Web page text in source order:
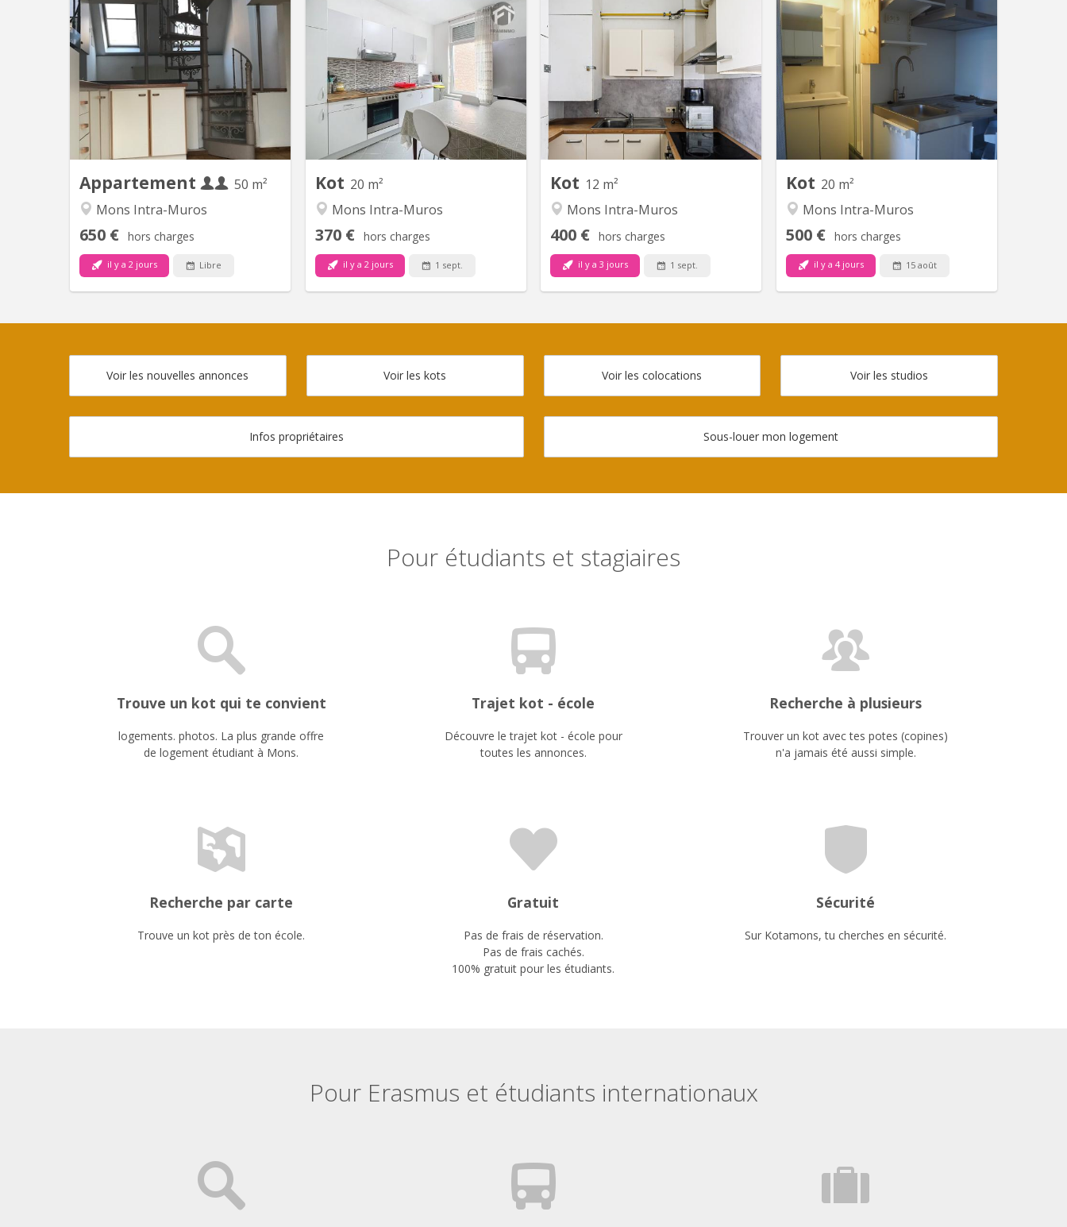
Appartement
50 m²
Mons Intra-Muros
650 € hors charges
il y a 2 jours Libre
KM 1101
petit appartement 1 chambre
comprenant: 1 hall privé, un salon, une
salle à manger - cuisine, un bureau en
mezzanine, un wc séparé, une
chambre, une salle de bain (bain,
lavabo, emplacement lave-linge).
Chaudière gaz individuelle pour
l'appartement, entretien à charge du
Kot 20 m²
Mons Intra-Muros
370 € hors charges
il y a 2 jours 1 sept.
KM 847
3 kots à louer a la rue de la halle, 26
7000 Mons, pour étudiant dans une
maison entièrement rénovée
comprenant 3 chambres individuelles
avec lit, garde-robe et bureau. Cuisine
équipée (taque, four, hotte, évier et
frigo) avec coin repas + salle de bain à
partager en commun... Très proche de
Kot 12 m²
Mons Intra-Muros
400 € hors charges
il y a 3 jours 1 sept.
KM 2229
A proximité de la gare
Kot 20 m²
Mons Intra-Muros
500 € hors charges
il y a 4 jours 15 août
KM 1588
Studios meublés à louer pour
étudiant(e)s comprenant une
kitchenette (avec frigo et freezer, 2
plaques chauffantes électriques, évier
inox et hotte), , un coin d'eau, (avec
douche et lavabo)un meuble
lingerie/penderie/vestiaire, un beau
coin bureau avec étagères murales et
Voir les nouvelles annonces Voir les kots Voir les colocations Voir les studios
Infos propriétaires Sous-louer mon logement
Pour étudiants et stagiaires
Trouve un kot qui te convient
logements. photos. La plus grande offre
de logement étudiant à Mons.
Trajet kot - école
Découvre le trajet kot - école pour
toutes les annonces.
Recherche à plusieurs
Trouver un kot avec tes potes (copines)
n'a jamais été aussi simple.
Recherche par carte
Trouve un kot près de ton école.
Gratuit
Pas de frais de réservation.
Pas de frais cachés.
100% gratuit pour les étudiants.
Sécurité
Sur Kotamons, tu cherches en sécurité.
Pour Erasmus et étudiants internationaux